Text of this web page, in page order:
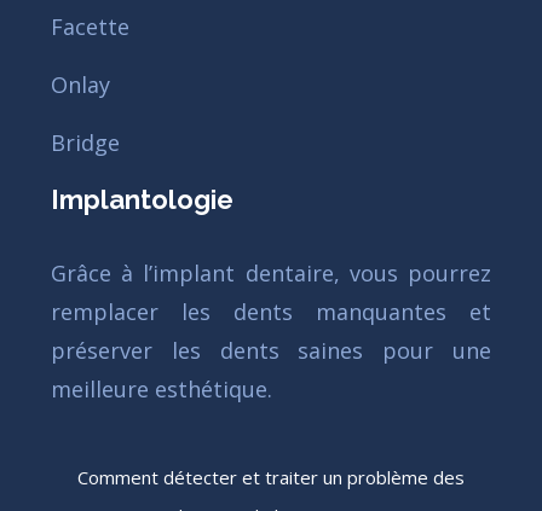
Facette
Onlay
Bridge
Implantologie
Grâce à l’implant dentaire, vous pourrez
remplacer les dents manquantes et
préserver les dents saines pour une
meilleure esthétique.
Comment détecter et traiter un problème des